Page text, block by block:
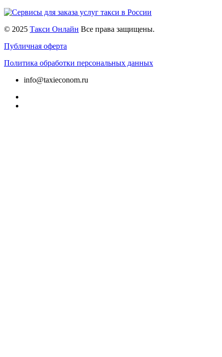
© 2025 Такси Онлайн Все права защищены.
Публичная оферта
Политика обработки персональных данных
info@taxieconom.ru